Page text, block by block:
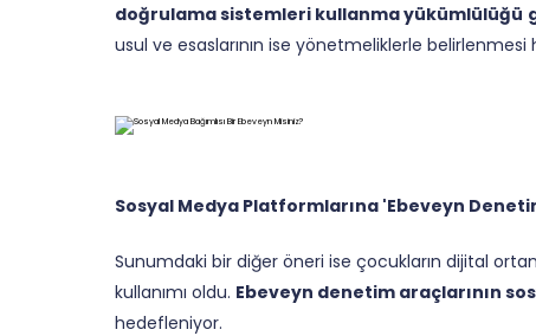
doğrulama sistemleri kullanma yükümlülüğü
usul ve esaslarının ise yönetmeliklerle belirlenmesi
Sosyal Medya Platformlarına 'Ebeveyn
Sunumdaki bir diğer öneri ise çocukların dijital
kullanımı oldu. Ebeveyn denetim araçlarının
hedefleniyor.